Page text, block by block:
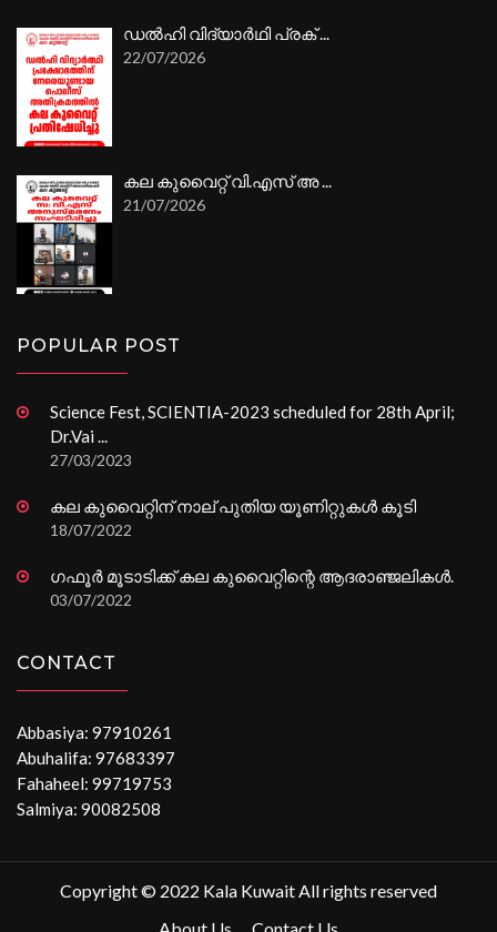
ഡൽഹി വിദ്യാർഥി പ്രക് ...
22/07/2026
കല കുവൈറ്റ് വി.എസ് അ ...
21/07/2026
POPULAR POST
Science Fest, SCIENTIA-2023 scheduled for 28th April;
Dr.Vai ...
27/03/2023
കല കുവൈറ്റിന് നാല് പുതിയ യൂണിറ്റുകൾ കൂടി
18/07/2022
ഗഫൂർ മൂടാടിക്ക് കല കുവൈറ്റിന്റെ ആദരാഞ്ജലികൾ.
03/07/2022
CONTACT
Abbasiya: 97910261
Abuhalifa: 97683397
Fahaheel: 99719753
Salmiya: 90082508
Copyright © 2022 Kala Kuwait All rights reserved